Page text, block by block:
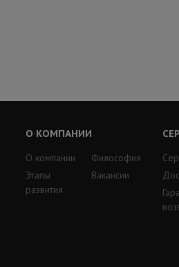
О КОМПАНИИ
О компании
Этапы
развития
Философия
Вакансии